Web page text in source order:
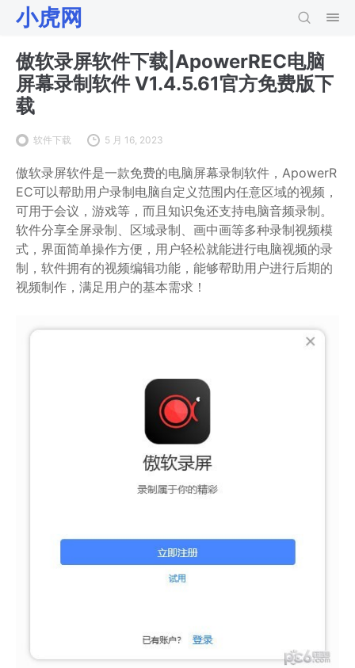
小虎网
傲软录屏软件下载|ApowerREC电脑
屏幕录制软件 V1.4.5.61官方免费版下
载
软件下载 5 月 16, 2023
傲软录屏软件是一款免费的电脑屏幕录制软件，ApowerR
EC可以帮助用户录制电脑自定义范围内任意区域的视频，
可用于会议，游戏等，而且知识兔还支持电脑音频录制。
软件分享全屏录制、区域录制、画中画等多种录制视频模
式，界面简单操作方便，用户轻松就能进行电脑视频的录
制，软件拥有的视频编辑功能，能够帮助用户进行后期的
视频制作，满足用户的基本需求！